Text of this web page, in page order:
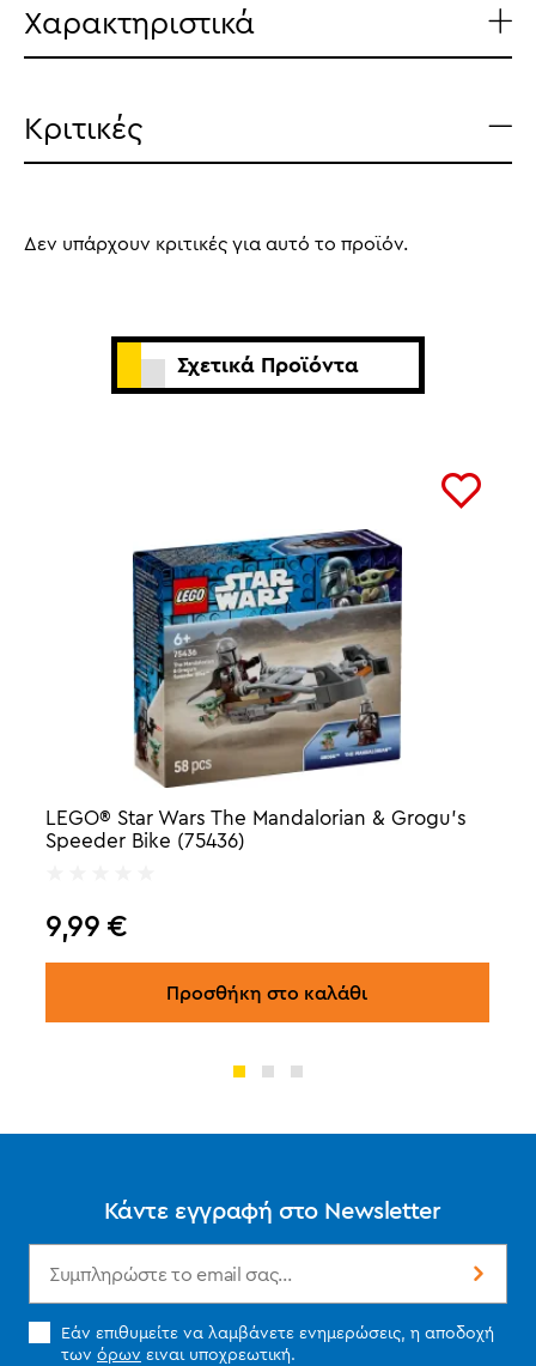
Χαρακτηριστικά
Κριτικές
Δεν υπάρχουν κριτικές για αυτό το προϊόν.
Σχετικά Προϊόντα
LEGO® Star Wars The Mandalorian & Grogu's
Speeder Bike (75436)
9,99 €
Προσθήκη στο καλάθι
Κάντε εγγραφή στο Newsletter
Εάν επιθυμείτε να λαμβάνετε ενημερώσεις, η αποδοχή
των όρων ειναι υποχρεωτική.